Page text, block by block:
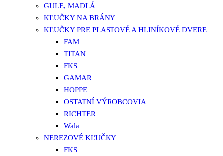
GULE, MADLÁ
KĽUČKY NA BRÁNY
KĽUČKY PRE PLASTOVÉ A HLINÍKOVÉ DVERE
FAM
TITAN
FKS
GAMAR
HOPPE
OSTATNÍ VÝROBCOVIA
RICHTER
Wala
NEREZOVÉ KĽUČKY
FKS